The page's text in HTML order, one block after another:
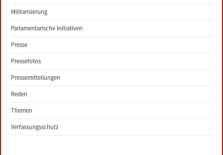
Militarisierung
Parlamentarische Initiativen
Presse
Pressefotos
Pressemitteilungen
Reden
Themen
Verfassungsschutz